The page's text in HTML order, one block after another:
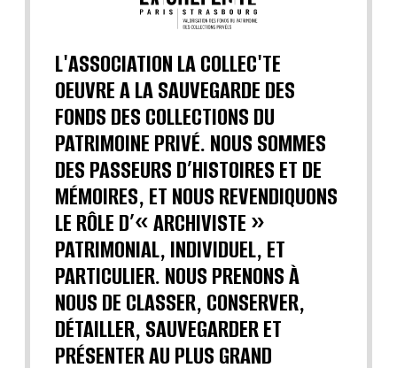
L'ASSOCIATION LA COLLEC'TE
OEUVRE A LA SAUVEGARDE DES
FONDS DES COLLECTIONS DU
PATRIMOINE PRIVÉ. NOUS SOMMES
DES PASSEURS D’HISTOIRES ET DE
MÉMOIRES, ET NOUS REVENDIQUONS
LE RÔLE D’« ARCHIVISTE »
PATRIMONIAL, INDIVIDUEL, ET
PARTICULIER. NOUS PRENONS À
NOUS DE CLASSER, CONSERVER,
DÉTAILLER, SAUVEGARDER ET
PRÉSENTER AU PLUS GRAND